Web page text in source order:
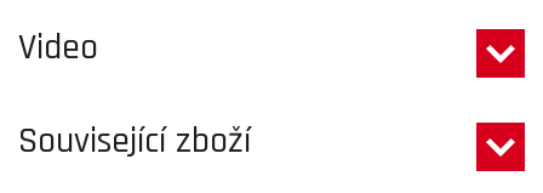
Video
Související zboží